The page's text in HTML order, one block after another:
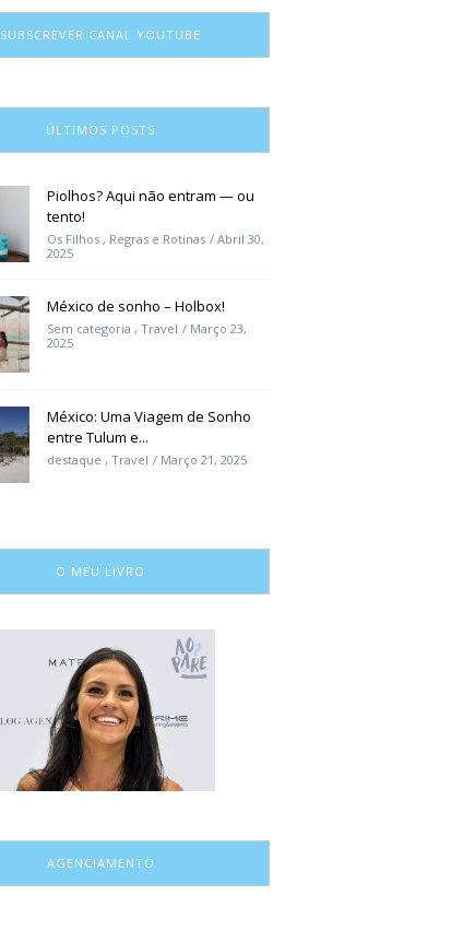
SUBSCREVER CANAL YOUTUBE
ÚLTIMOS POSTS
Piolhos? Aqui não entram — ou
tento!
Os Filhos , Regras e Rotinas
Abril 30,
2025
México de sonho – Holbox!
Sem categoria , Travel
Março 23,
2025
México: Uma Viagem de Sonho
entre Tulum e...
destaque , Travel Março 21, 2025
O MEU LIVRO
AGENCIAMENTO